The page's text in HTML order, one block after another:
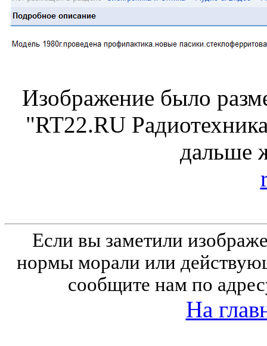
Изображение было
"RT22.RU
дальше
Если вы заметили
нормы морали или
сообщите нам по
На